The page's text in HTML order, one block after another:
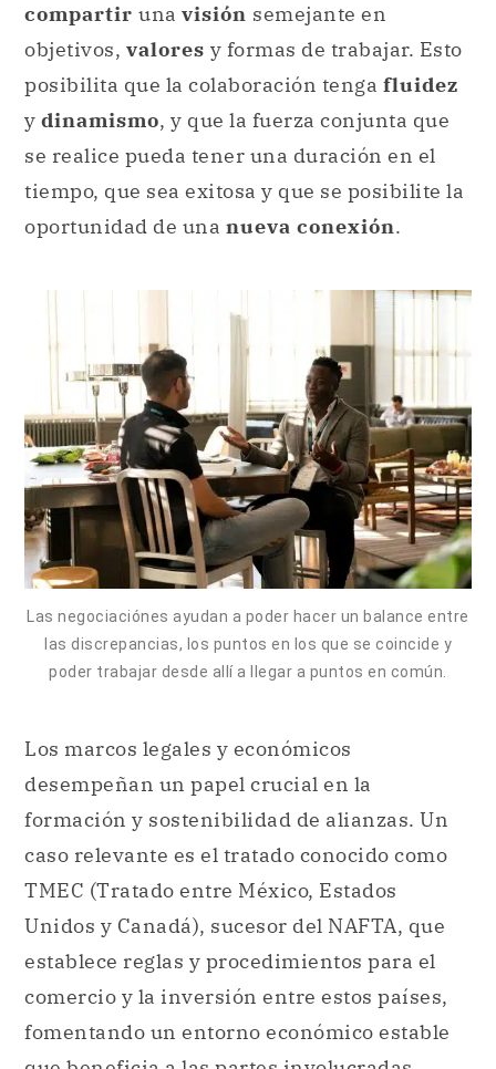
compartir una visión semejante en
objetivos, valores y formas de trabajar. Esto
posibilita que la colaboración tenga fluidez
y dinamismo, y que la fuerza conjunta que
se realice pueda tener una duración en el
tiempo, que sea exitosa y que se posibilite la
oportunidad de una nueva conexión.
Las negociaciónes ayudan a poder hacer un balance entre
las discrepancias, los puntos en los que se coincide y
poder trabajar desde allí a llegar a puntos en común.
Los marcos legales y económicos
desempeñan un papel crucial en la
formación y sostenibilidad de alianzas. Un
caso relevante es el tratado conocido como
TMEC (Tratado entre México, Estados
Unidos y Canadá), sucesor del NAFTA, que
establece reglas y procedimientos para el
comercio y la inversión entre estos países,
fomentando un entorno económico estable